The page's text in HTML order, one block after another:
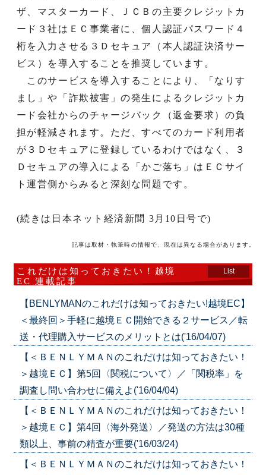
ザ、マスターカード、ＪＣＢの主要クレジットカ
ード３社はＥＣ事業者に、個人認証パスワード４
桁を入力させる３Ｄセキュア（本人認証決済サー
ビス）を導入することを推奨しています。
このサービスを導入することにより、「なりす
まし」や「詐欺被害」の発生によるクレジットカ
ード会社からのチャージバック（返金要求）の負
担が軽減されます。ただ、すべてのカード利用者
が３Ｄセキュアに登録しているわけではなく、３
Ｄセキュアの導入による「かご落ち」はＥＣサイ
ト運営側からみると深刻な問題です。
(続きは日本ネット経済新聞 3月10日号で)
記事は取材・執筆時の情報で、現在は異なる場合があります。
これだけは知っておきたい！越境
EC 連載記事
List
【BENLYMANのこれだけは知っておきたい!越境EC】
＜最終回＞手軽に越境ＥＣ開始できる２サービス／転
送・代理購入サービスのメリットとは('16/04/07)
【＜ＢＥＮＬＹＭＡＮのこれだけは知っておきたい！
＞越境ＥＣ】第5回〈関税について〉／「関税率」を
調査し問い合わせに備えよ('16/04/04)
【＜ＢＥＮＬＹＭＡＮのこれだけは知っておきたい！
＞越境ＥＣ】第4回〈海外発送〉／発送の方法は30種
類以上、事前の精査が重要('16/03/24)
【＜ＢＥＮＬＹＭＡＮのこれだけは知っておきたい！